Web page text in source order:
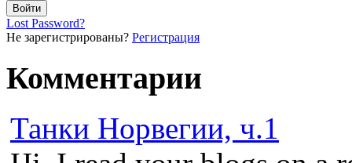
Lost Password?
Не зарегистрированы? Регистрация
Комментарии
Танки Норвегии, ч.1